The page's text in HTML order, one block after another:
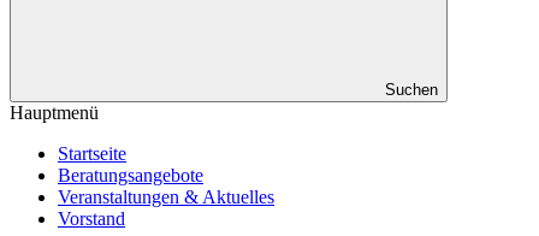
Suchen
Hauptmenü
Startseite
Beratungsangebote
Veranstaltungen & Aktuelles
Vorstand